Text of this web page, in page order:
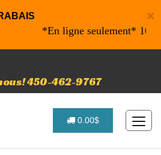
×
*En ligne seulement* 10%
450-462-9767
0.00$